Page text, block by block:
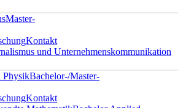
Master-
Kontakt
und Unternehmenskommunikation
PhysikBachelor-/Master-
Kontakt